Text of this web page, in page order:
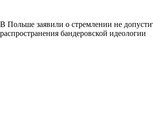
В Польше заявили о стремлении не
распространения бандеровской идеологии